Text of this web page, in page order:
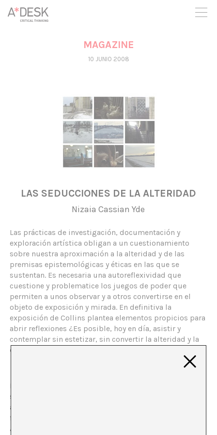
crees también en A*DESK seguimos necesitándote para poder
seguir adelante. Ahora puedes participar del proyecto y
apoyarlo.
MAGAZINE
10 JUNIO 2008
LAS SEDUCCIONES DE LA ALTERIDAD
Nizaia Cassian Yde
Las prácticas de investigación, documentación y
exploración artística obligan a un cuestionamiento
sobre nuestra aproximación a la alteridad y de las
premisas epistemológicas y éticas en las que se
sustentan. Es necesaria una autoreflexividad que
cuestione y problematice los juegos de poder que
permiten a unos observar y a otros convertirse en el
objeto de exposición y mirada. En definitiva la
exposición de Collins plantea elementos propicios para
abrir reflexiones ¿Es posible, hoy en día, asistir y
contemplar sin estetizar, sin convertir la alteridad y la
experiencia de otros en panorama?
Hasta el 24 de agosto se exhibe en CaixaForum una
selección de tres vídeos en pantalla múltiple de la
artista Hannah Collins acompañados de una serie de
fotografías relacionadas en medio y gran formato.
Aunque reconocida principalmente por su trabajo